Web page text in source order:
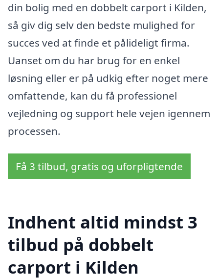
din bolig med en dobbelt carport i Kilden,
så giv dig selv den bedste mulighed for
succes ved at finde et pålideligt firma.
Uanset om du har brug for en enkel
løsning eller er på udkig efter noget mere
omfattende, kan du få professionel
vejledning og support hele vejen igennem
processen.
Få 3 tilbud, gratis og uforpligtende
Indhent altid mindst 3
tilbud på dobbelt
carport i Kilden